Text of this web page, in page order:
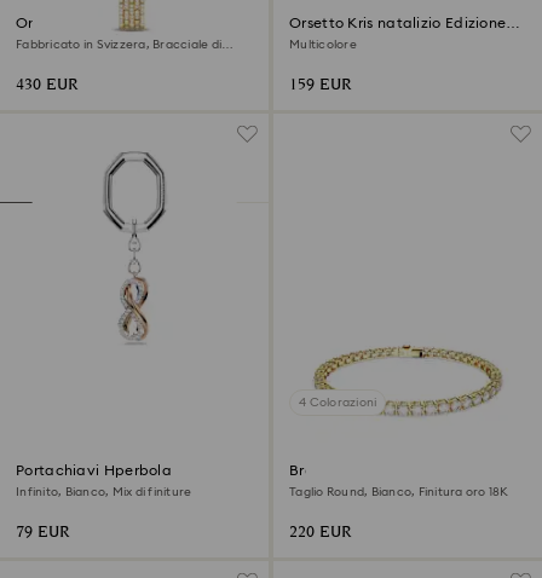
Orologio Dextera octagon
Fabbricato in Svizzera, Bracciale di
430 EUR
Orsetto Kris natalizio Edizione
Annuale 2026
Multicolore
159 EUR
Portachiavi Hperbola
Infinito, Bianco, Mix di finiture
79 EUR
4 Colorazioni
Bracciale Tennis Matrix
Taglio Round, Bianco, Finitura oro 18K
220 EUR